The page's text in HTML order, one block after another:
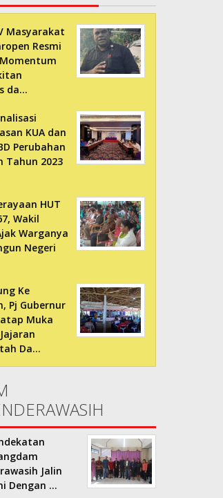
Masyarakat
Resmi
da…
KUA dan
Perubahan
Tahun 2023
HUT
Wakil
Warganya
Negeri
Ke
Pj Gubernur
Muka
Da…
Jalin
Dengan …